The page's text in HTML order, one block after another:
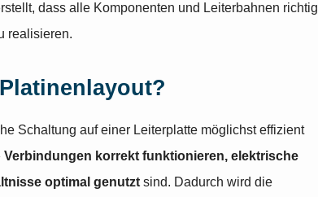
dass alle Komponenten und Leiterbahnen richtig
realisieren.
Schaltung auf einer Leiterplatte möglichst effizient
Verbindungen korrekt funktionieren, elektrische
optimal genutzt sind. Dadurch wird die